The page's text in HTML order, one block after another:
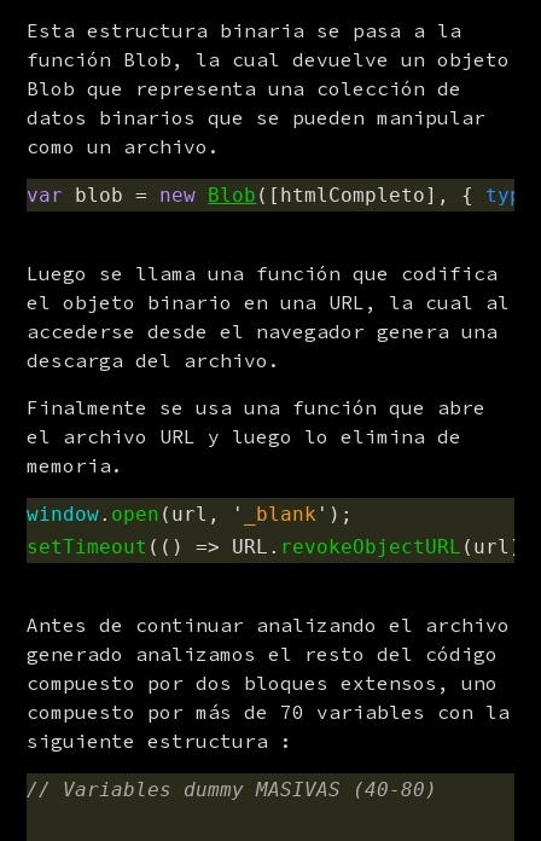
Esta estructura binaria se pasa a la
función Blob, la cual devuelve un objeto
Blob que representa una colección de
datos binarios que se pueden manipular
como un archivo.
var blob = new Blob ([ htmlCompleto], { type
Luego se llama una función que codifica
el objeto binario en una URL, la cual al
accederse desde el navegador genera una
descarga del archivo.
Finalmente se usa una función que abre
el archivo URL y luego lo elimina de
memoria.
window. open ( url , ' _blank ' );
setTimeout (() => URL . revokeObjectURL ( url ),
Antes de continuar analizando el archivo
generado analizamos el resto del código
compuesto por dos bloques extensos, uno
compuesto por más de 70 variables con la
siguiente estructura :
// Variables dummy MASIVAS (40-80)